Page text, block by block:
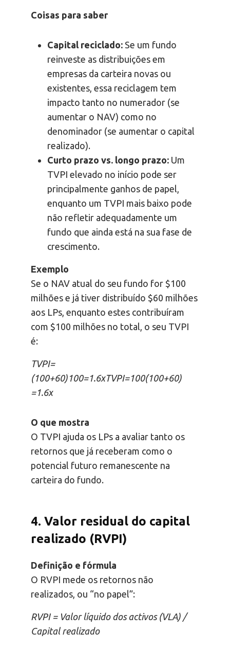
Coisas para saber
Capital reciclado: Se um fundo
reinveste as distribuições em
empresas da carteira novas ou
existentes, essa reciclagem tem
impacto tanto no numerador (se
aumentar o NAV) como no
denominador (se aumentar o capital
realizado).
Curto prazo vs. longo prazo: Um
TVPI elevado no início pode ser
principalmente ganhos de papel,
enquanto um TVPI mais baixo pode
não refletir adequadamente um
fundo que ainda está na sua fase de
crescimento.
Exemplo
Se o NAV atual do seu fundo for $100
milhões e já tiver distribuído $60 milhões
aos LPs, enquanto estes contribuíram
com $100 milhões no total, o seu TVPI
é:
TVPI=
(100+60)100=1.6xTVPI=100(100+60)
=1.6x
O que mostra
O TVPI ajuda os LPs a avaliar tanto os
retornos que já receberam como o
potencial futuro remanescente na
carteira do fundo.
4. Valor residual do capital
realizado (RVPI)
Definição e fórmula
O RVPI mede os retornos não
realizados, ou “no papel”:
RVPI = Valor líquido dos activos (VLA) /
Capital realizado